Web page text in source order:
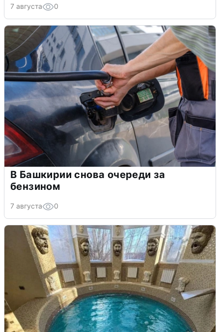
7 августа 0
В Башкирии снова очереди за
бензином
7 августа 0